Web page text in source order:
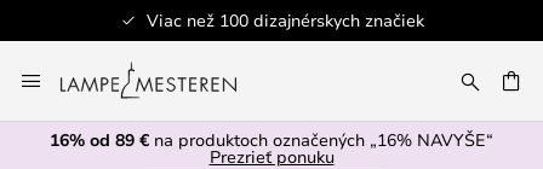
Viac než 100 dizajnérskych značiek
to
Content
16% od 89 € na produktoch označených „16% NAVYŠE“
Prezrieť ponuku